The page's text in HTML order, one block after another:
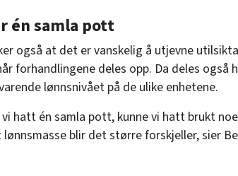
én samla pott
også at det er vanskelig å utjevne
forhandlingene deles opp. Da deles også
lønnsnivået på de ulike enhetene.
hatt én samla pott, kunne vi hatt brukt
lønnsmasse blir det større forskjeller, sier